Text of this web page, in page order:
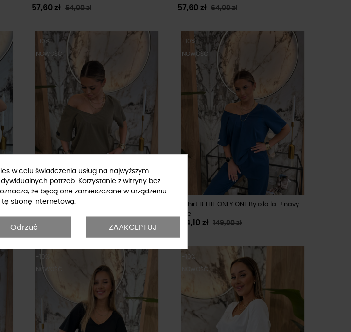
57,60 zł 64,00 zł 57,60 zł 64,00 zł
-10%
NOWOŚĆ
T-shirt B THE ONLY ONE By o la la...! olive
134,10 zł
-10%
NOWOŚĆ
T-shirt B THE ONLY ONE By o la la...! navy
blue
134,10 zł 149,00 zł
-10%
NOWOŚĆ
-10%
NOWOŚĆ
w celu świadczenia usług na najwyższym
potrzeb. Korzystanie z witryny bez
że będą one zamieszczane w urządzeniu
stronę internetową.
Odrzuć ZAAKCEPTUJ